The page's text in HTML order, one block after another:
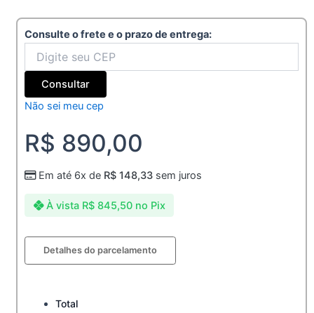
Consulte o frete e o prazo de entrega:
Consultar
Não sei meu cep
R$ 890,00
À vista R$ 845,50 no Pix
Em até 6x de R$ 148,33 sem juros
Detalhes do parcelamento
Total
Aliança
Personalizada